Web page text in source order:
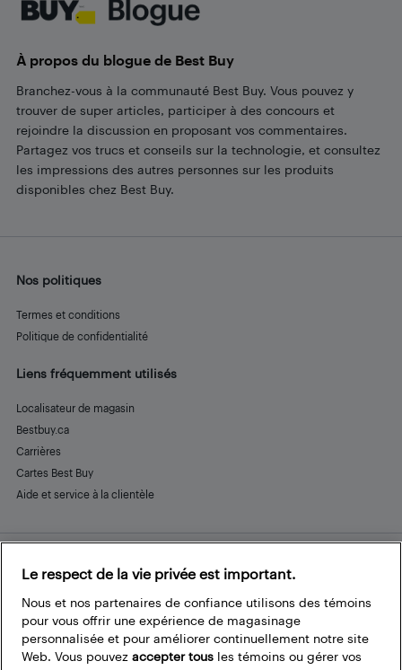
À propos du blogue de Best Buy
Branchez-vous à la communauté Best Buy. Vous pouvez y
trouver de super articles, participer à des concours et
rejoindre la discussion en proposant vos commentaires.
Partagez vos trucs et conseils sur la technologie, et consultez
les impressions des autres personnes sur les produits
disponibles chez Best Buy.
Nos politiques
Termes et conditions
Politique de confidentialité
Liens fréquemment utilisés
Localisateur de magasin
Bestbuy.ca
Carrières
Cartes Best Buy
Aide et service à la clientèle
Restez connecté
FacebookInstagram
PinterestLinkedInYouTube
Le respect de la vie privée est important.
Nous et nos partenaires de confiance utilisons des témoins
pour vous offrir une expérience de magasinage
personnalisée et pour améliorer continuellement notre site
Web. Vous pouvez accepter tous les témoins ou gérer vos